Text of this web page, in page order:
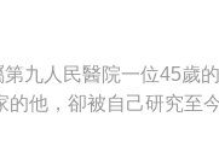
九人民醫院一位45歲
他，卻被自己研究至